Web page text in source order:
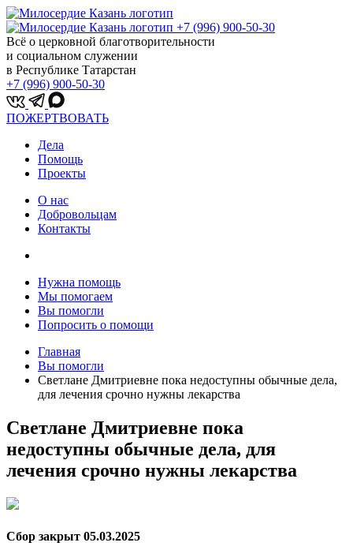
+7 (996) 900-50-30
Всё о церковной благотворительности
и социальном служении
в Республике Татарстан
+7 (996) 900-50-30
ПОЖЕРТВОВАТЬ
Дела
Помощь
Проекты
О нас
Добровольцам
Контакты
Нужна помощь
Мы помогаем
Вы помогли
Попросить о помощи
Главная
Вы помогли
Светлане Дмитриевне пока недоступны обычные дела,
для лечения срочно нужны лекарства
Светлане Дмитриевне пока
недоступны обычные дела, для
лечения срочно нужны лекарства
Сбор закрыт 05.03.2025